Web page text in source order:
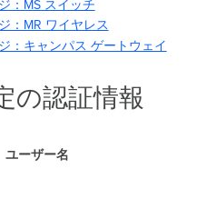
：MS スイッチ
：MR ワイヤレス
：キャンパス ゲートウェイ
の認証情報
ユーザー名